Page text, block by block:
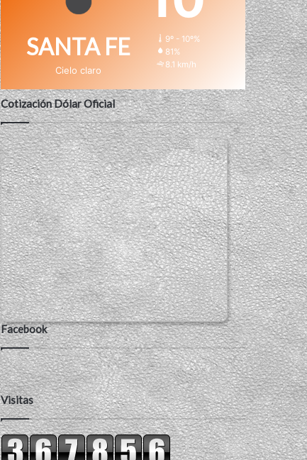
SANTA FE
Cielo claro
9º - 10º%
81%
8.1 km/h
Cotización Dólar Oficial
Facebook
Visitas